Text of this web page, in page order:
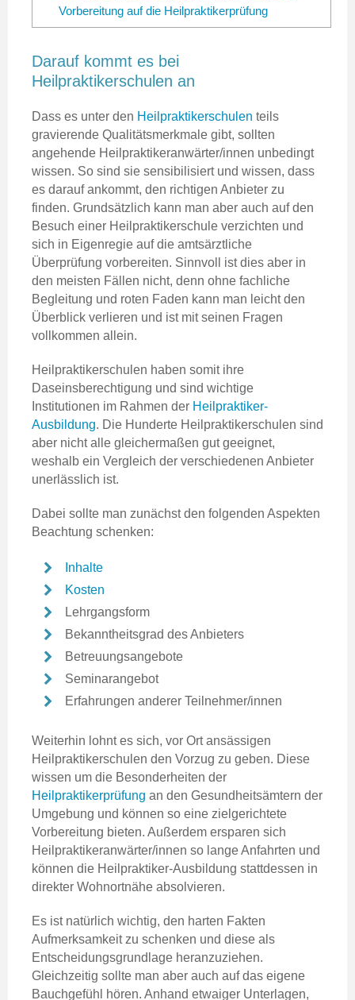
Vorbereitung auf die Heilpraktikerprüfung
Darauf kommt es bei
Heilpraktikerschulen an
Dass es unter den Heilpraktikerschulen teils
gravierende Qualitätsmerkmale gibt, sollten
angehende Heilpraktikeranwärter/innen unbedingt
wissen. So sind sie sensibilisiert und wissen, dass
es darauf ankommt, den richtigen Anbieter zu
finden. Grundsätzlich kann man aber auch auf den
Besuch einer Heilpraktikerschule verzichten und
sich in Eigenregie auf die amtsärztliche
Überprüfung vorbereiten. Sinnvoll ist dies aber in
den meisten Fällen nicht, denn ohne fachliche
Begleitung und roten Faden kann man leicht den
Überblick verlieren und ist mit seinen Fragen
vollkommen allein.
Heilpraktikerschulen haben somit ihre
Daseinsberechtigung und sind wichtige
Institutionen im Rahmen der Heilpraktiker-
Ausbildung. Die Hunderte Heilpraktikerschulen sind
aber nicht alle gleichermaßen gut geeignet,
weshalb ein Vergleich der verschiedenen Anbieter
unerlässlich ist.
Dabei sollte man zunächst den folgenden Aspekten
Beachtung schenken:
Inhalte
Kosten
Lehrgangsform
Bekanntheitsgrad des Anbieters
Betreuungsangebote
Seminarangebot
Erfahrungen anderer Teilnehmer/innen
Weiterhin lohnt es sich, vor Ort ansässigen
Heilpraktikerschulen den Vorzug zu geben. Diese
wissen um die Besonderheiten der
Heilpraktikerprüfung an den Gesundheitsämtern der
Umgebung und können so eine zielgerichtete
Vorbereitung bieten. Außerdem ersparen sich
Heilpraktikeranwärter/innen so lange Anfahrten und
können die Heilpraktiker-Ausbildung stattdessen in
direkter Wohnortnähe absolvieren.
Es ist natürlich wichtig, den harten Fakten
Aufmerksamkeit zu schenken und diese als
Entscheidungsgrundlage heranzuziehen.
Gleichzeitig sollte man aber auch auf das eigene
Bauchgefühl hören. Anhand etwaiger Unterlagen,